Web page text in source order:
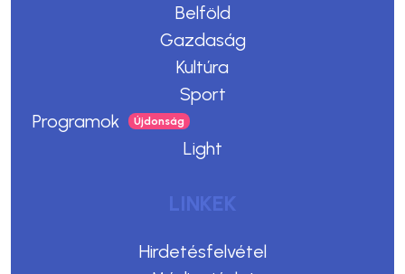
Belföld
Gazdaság
Kultúra
Sport
Programok
Light
LINKEK
Hirdetésfelvétel